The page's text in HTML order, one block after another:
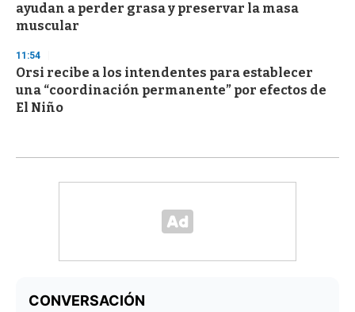
ayudan a perder grasa y preservar la masa
muscular
11:54
Orsi recibe a los intendentes para establecer
una “coordinación permanente” por efectos de
El Niño